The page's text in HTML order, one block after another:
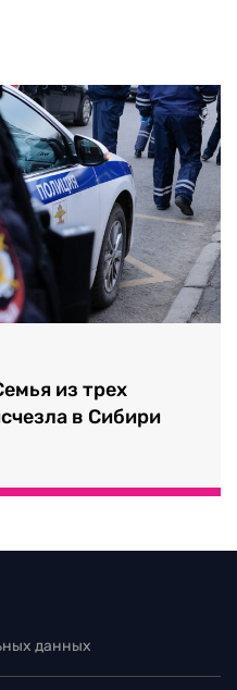
из трех
в Сибири
данных